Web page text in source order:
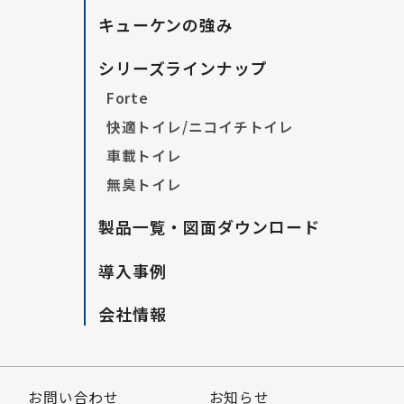
キューケンの強み
シリーズラインナップ
Forte
快適トイレ/ニコイチトイレ
車載トイレ
無臭トイレ
製品一覧・図面ダウンロード
導入事例
会社情報
お問い合わせ お知らせ